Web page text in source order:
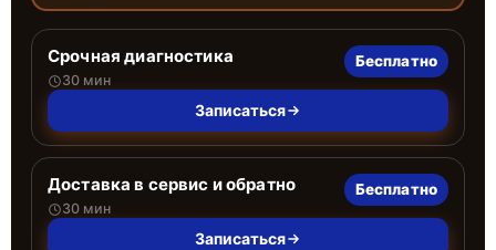
Срочная диагностика
30 мин
Бесплатно
Записаться
Доставка в сервис и обратно
30 мин
Бесплатно
Записаться